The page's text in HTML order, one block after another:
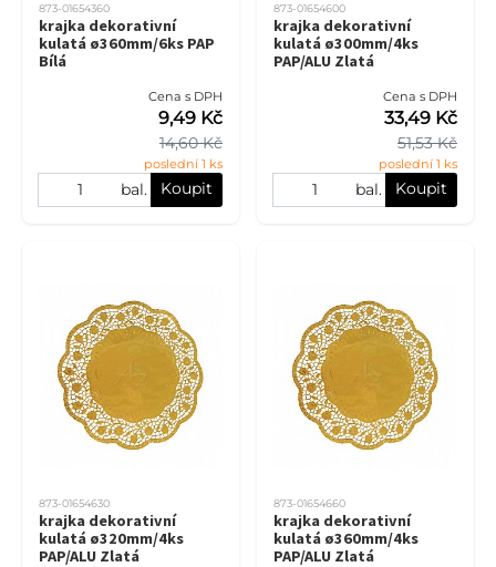
873-01654360
krajka dekorativní
kulatá ø360mm/6ks PAP
Bílá
Cena s DPH
14,60 Kč
9,49 Kč
poslední 1 ks
bal. Koupit
873-01654600
krajka dekorativní
kulatá ø300mm/4ks
PAP/ALU Zlatá
Cena s DPH
51,53 Kč
33,49 Kč
poslední 1 ks
bal. Koupit
873-01654630
krajka dekorativní
kulatá ø320mm/4ks
PAP/ALU Zlatá
873-01654660
krajka dekorativní
kulatá ø360mm/4ks
PAP/ALU Zlatá